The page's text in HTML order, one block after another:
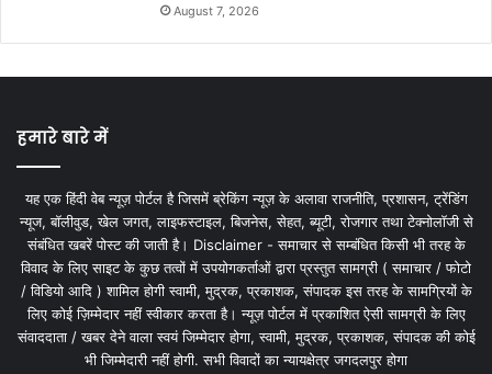
August 7, 2026
हमारे बारे में
यह एक हिंदी वेब न्यूज़ पोर्टल है जिसमें ब्रेकिंग न्यूज़ के अलावा राजनीति, प्रशासन, ट्रेंडिंग
न्यूज, बॉलीवुड, खेल जगत, लाइफस्टाइल, बिजनेस, सेहत, ब्यूटी, रोजगार तथा टेक्नोलॉजी से
संबंधित खबरें पोस्ट की जाती है। Disclaimer - समाचार से सम्बंधित किसी भी तरह के
विवाद के लिए साइट के कुछ तत्वों में उपयोगकर्ताओं द्वारा प्रस्तुत सामग्री ( समाचार / फोटो
/ विडियो आदि ) शामिल होगी स्वामी, मुद्रक, प्रकाशक, संपादक इस तरह के सामग्रियों के
लिए कोई ज़िम्मेदार नहीं स्वीकार करता है। न्यूज़ पोर्टल में प्रकाशित ऐसी सामग्री के लिए
संवाददाता / खबर देने वाला स्वयं जिम्मेदार होगा, स्वामी, मुद्रक, प्रकाशक, संपादक की कोई
भी जिम्मेदारी नहीं होगी. सभी विवादों का न्यायक्षेत्र जगदलपुर होगा